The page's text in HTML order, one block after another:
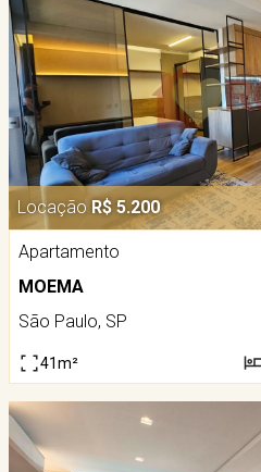
Locação R$ 5.200
Apartamento
MOEMA
São Paulo, SP
41m²